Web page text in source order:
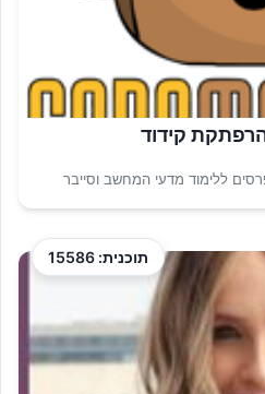
קידוד
ללימוד מדעי המחשב וסייבר
תוכנית: 15586